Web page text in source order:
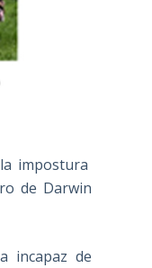
impostura
de Darwin
incapaz de